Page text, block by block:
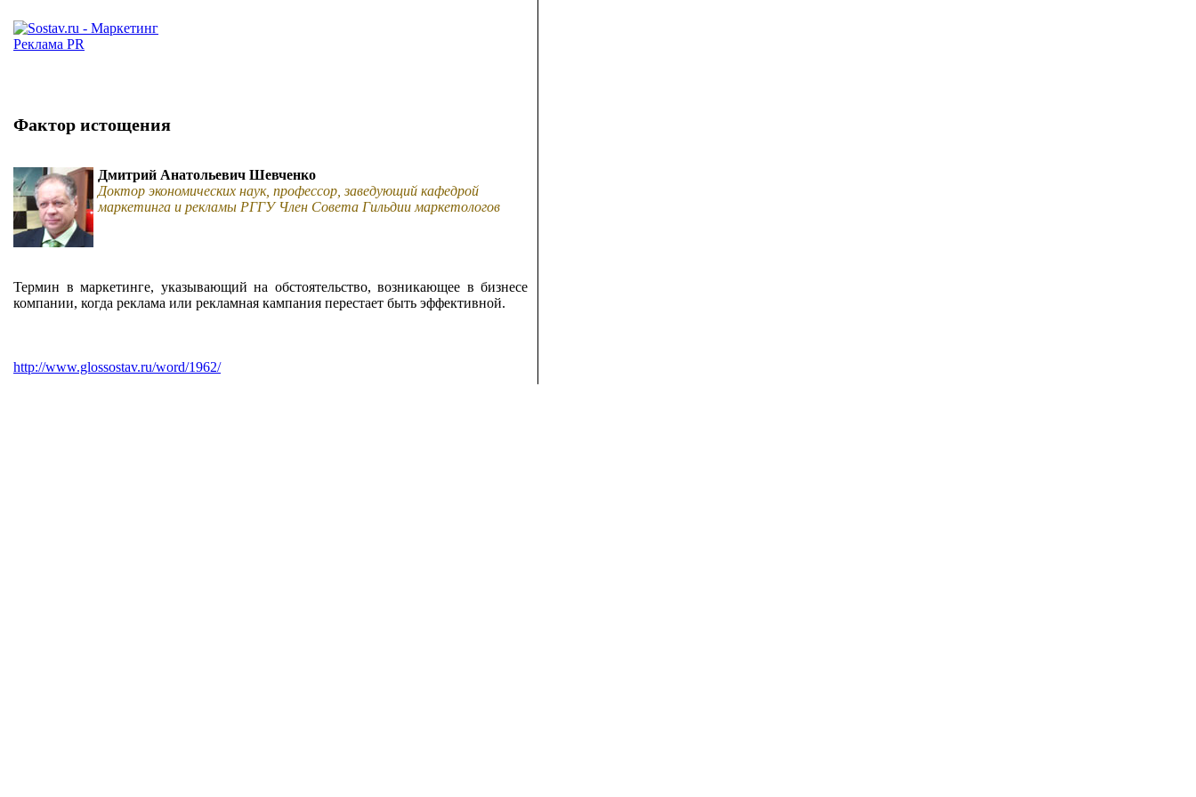
Фактор истощения
Дмитрий Анатольевич Шевченко
Доктор экономических наук, профессор, заведующий кафедрой
маркетинга и рекламы РГГУ Член Совета Гильдии маркетологов
Термин в маркетинге, указывающий на обстоятельство, возникающее в бизнесе
компании, когда реклама или рекламная кампания перестает быть эффективной.
http://www.glossostav.ru/word/1962/